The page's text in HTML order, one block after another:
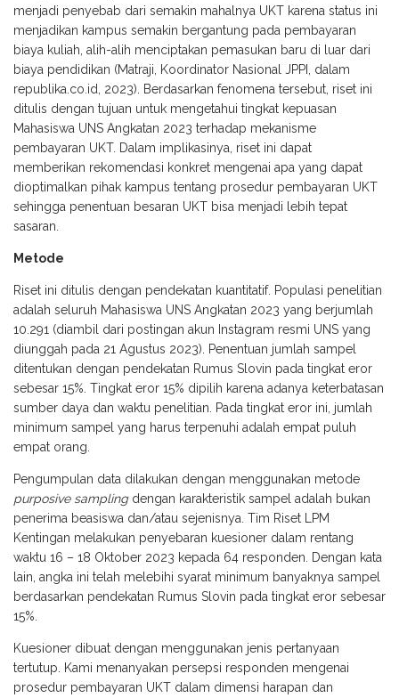
menjadi penyebab dari semakin mahalnya UKT karena status ini
menjadikan kampus semakin bergantung pada pembayaran
biaya kuliah, alih-alih menciptakan pemasukan baru di luar dari
biaya pendidikan (Matraji, Koordinator Nasional JPPI, dalam
republika.co.id, 2023). Berdasarkan fenomena tersebut, riset ini
ditulis dengan tujuan untuk mengetahui tingkat kepuasan
Mahasiswa UNS Angkatan 2023 terhadap mekanisme
pembayaran UKT. Dalam implikasinya, riset ini dapat
memberikan rekomendasi konkret mengenai apa yang dapat
dioptimalkan pihak kampus tentang prosedur pembayaran UKT
sehingga penentuan besaran UKT bisa menjadi lebih tepat
sasaran.
Metode
Riset ini ditulis dengan pendekatan kuantitatif. Populasi penelitian
adalah seluruh Mahasiswa UNS Angkatan 2023 yang berjumlah
10.291 (diambil dari postingan akun Instagram resmi UNS yang
diunggah pada 21 Agustus 2023). Penentuan jumlah sampel
ditentukan dengan pendekatan Rumus Slovin pada tingkat eror
sebesar 15%. Tingkat eror 15% dipilih karena adanya keterbatasan
sumber daya dan waktu penelitian. Pada tingkat eror ini, jumlah
minimum sampel yang harus terpenuhi adalah empat puluh
empat orang.
Pengumpulan data dilakukan dengan menggunakan metode
purposive samplingdengan karakteristik sampel adalah bukan
penerima beasiswa dan/atau sejenisnya. Tim Riset LPM
Kentingan melakukan penyebaran kuesioner dalam rentang
waktu 16 – 18 Oktober 2023 kepada 64 responden. Dengan kata
lain, angka ini telah melebihi syarat minimum banyaknya sampel
berdasarkan pendekatan Rumus Slovin pada tingkat eror sebesar
15%.
Kuesioner dibuat dengan menggunakan jenis pertanyaan
tertutup. Kami menanyakan persepsi responden mengenai
prosedur pembayaran UKT dalam dimensi harapan dan